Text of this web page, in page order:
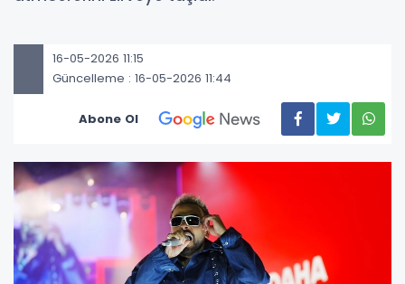
16-05-2026 11:15
Güncelleme : 16-05-2026 11:44
Abone Ol